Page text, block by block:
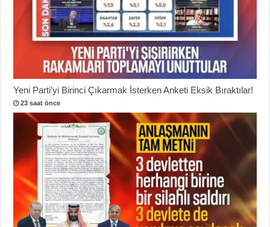
Yeni Parti’yi Birinci Çıkarmak İsterken Anketi Eksik Bıraktılar!
23 saat önce